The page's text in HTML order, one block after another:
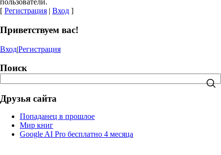
пользователи.
[ Регистрация | Вход ]
Приветствуем вас!
Вход|Регистрация
Поиск
Друзья сайта
Попаданец в прошлое
Мир книг
Google AI Pro бесплатно 4 месяца